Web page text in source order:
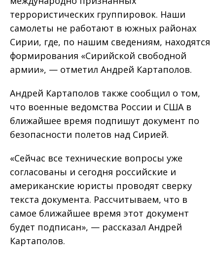
террористических группировок. Наши
самолеты не работают в южных районах
Сирии, где, по нашим сведениям, находятся
формирования «Сирийской свободной
армии», — отметил Андрей Картаполов.
Андрей Картаполов также сообщил о том,
что военные ведомства России и США в
ближайшее время подпишут документ по
безопасности полетов над Сирией.
«Сейчас все технические вопросы уже
согласованы и сегодня российские и
американские юристы проводят сверку
текста документа. Рассчитываем, что в
самое ближайшее время этот документ
будет подписан», — рассказал Андрей
Картаполов.